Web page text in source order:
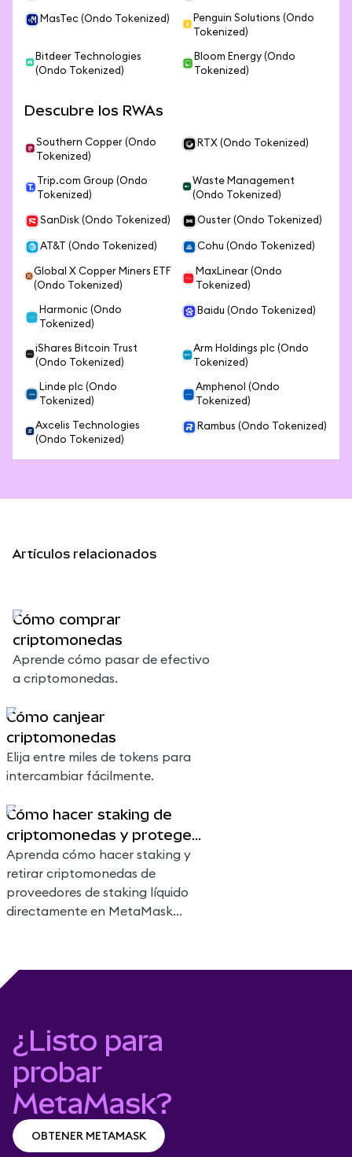
MasTec (Ondo Tokenized)
Penguin Solutions (Ondo
Tokenized)
Bitdeer Technologies
(Ondo Tokenized)
Bloom Energy (Ondo
Tokenized)
Descubre los RWAs
Southern Copper (Ondo
Tokenized)
RTX (Ondo Tokenized)
Trip.com Group (Ondo
Tokenized)
Waste Management
(Ondo Tokenized)
SanDisk (Ondo Tokenized) Ouster (Ondo Tokenized)
AT&T (Ondo Tokenized) Cohu (Ondo Tokenized)
Global X Copper Miners ETF
(Ondo Tokenized)
MaxLinear (Ondo
Tokenized)
Harmonic (Ondo
Tokenized)
Baidu (Ondo Tokenized)
iShares Bitcoin Trust
(Ondo Tokenized)
Arm Holdings plc (Ondo
Tokenized)
Linde plc (Ondo
Tokenized)
Amphenol (Ondo
Tokenized)
Axcelis Technologies
(Ondo Tokenized)
Rambus (Ondo Tokenized)
Artículos relacionados
Cómo comprar
criptomonedas
Aprende cómo pasar de efectivo
a criptomonedas.
Cómo canjear
criptomonedas
Elija entre miles de tokens para
intercambiar fácilmente.
Cómo hacer staking de
criptomonedas y proteger
la red
Aprenda cómo hacer staking y
retirar criptomonedas de
proveedores de staking líquido
directamente en MetaMask
¿Listo para
probar
MetaMask?
OBTENER METAMASK